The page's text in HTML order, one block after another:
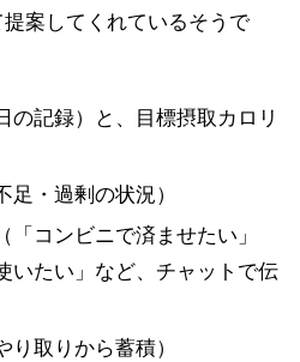
案してくれているそうで
の記録）と、目標摂取カロリ
・過剰の状況）
コンビニで済ませたい」
いたい」など、チャットで伝
取りから蓄積）